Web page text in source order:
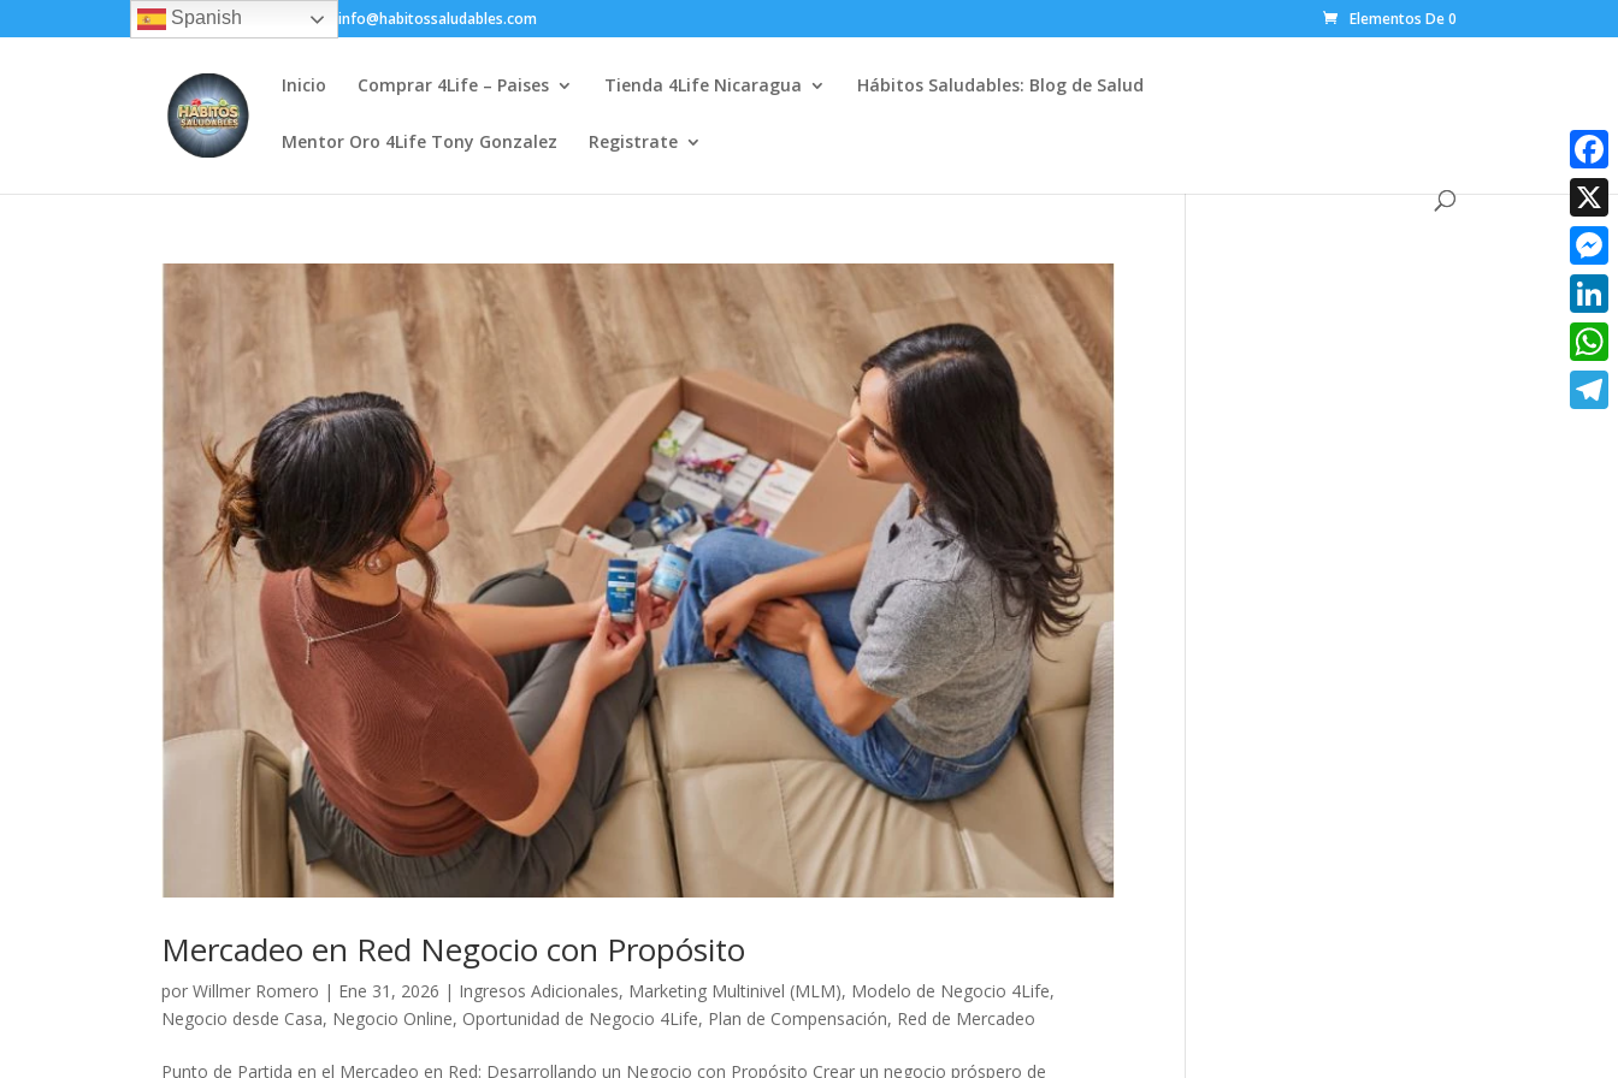
+(505) 8200-1450 info@habitossaludables.com Elementos De 0
Inicio Comprar 4Life – Paises Tienda 4Life Nicaragua Hábitos Saludables: Blog de Salud
Mentor Oro 4Life Tony Gonzalez Registrate
Mercadeo en Red Negocio con Propósito
porWillmer Romero | Ene 31, 2026 | Ingresos Adicionales, Marketing Multinivel (MLM), Modelo de Negocio 4Life,
Negocio desde Casa, Negocio Online, Oportunidad de Negocio 4Life, Plan de Compensación, Red de Mercadeo
Punto de Partida en el Mercadeo en Red: Desarrollando un Negocio con Propósito Crear un negocio próspero de
X
Spanish